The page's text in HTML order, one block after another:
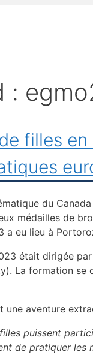
:
filles
du
médailles de
a eu lieu à
était dirigée
La formation
une aventure
puissent
de pratiquer les